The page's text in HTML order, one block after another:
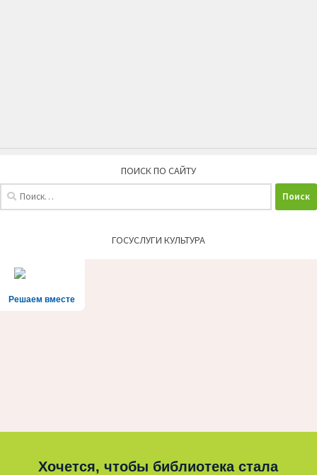
ПОИСК ПО САЙТУ
ГОСУСЛУГИ КУЛЬТУРА
Решаем вместе
Хочется, чтобы библиотека стала